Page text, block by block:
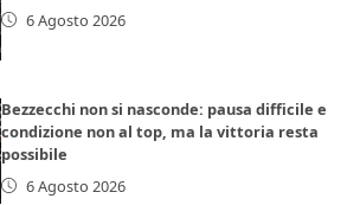
6 Agosto 2026
Bezzecchi non si nasconde: pausa difficile e
condizione non al top, ma la vittoria resta
possibile
6 Agosto 2026